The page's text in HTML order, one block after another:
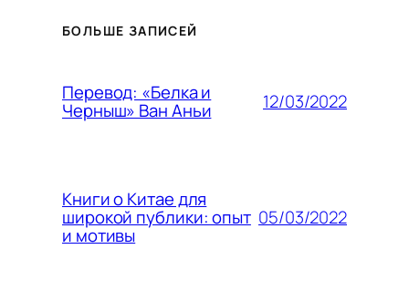
БОЛЬШЕ ЗАПИСЕЙ
Перевод: «Белка и
Черныш» Ван Аньи 12/03/2022
Книги о Китае для
широкой публики: опыт
и мотивы
05/03/2022